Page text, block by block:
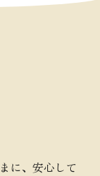
に、安心して